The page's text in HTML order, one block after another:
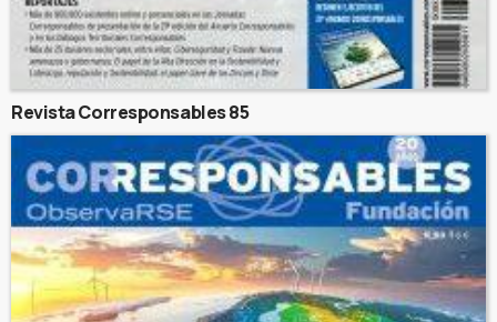
Revista Corresponsables 85